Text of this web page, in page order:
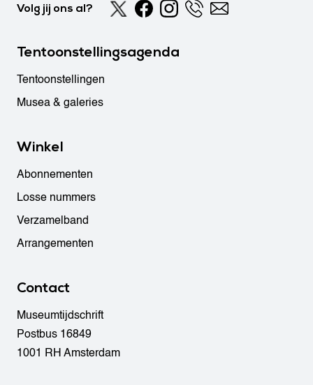
Volg jij ons al?
Tentoonstellingsagenda
Tentoonstellingen
Musea & galeries
Winkel
Abonnementen
Losse nummers
Verzamelband
Arrangementen
Contact
Museumtijdschrift
Postbus 16849
1001 RH Amsterdam